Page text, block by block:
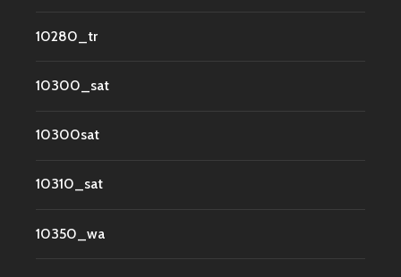
10280_tr
10300_sat
10300sat
10310_sat
10350_wa